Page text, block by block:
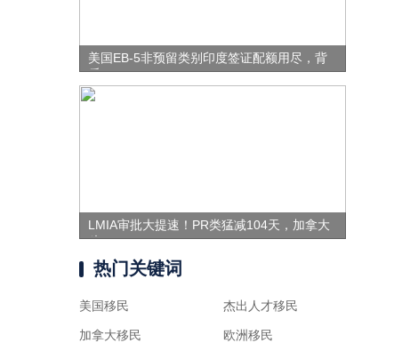
美国EB-5非预留类别印度签证配额用尽，背
后
LMIA审批大提速！PR类猛减104天，加拿大
移
热门关键词
美国移民
加拿大移民
杰出人才移民
欧洲移民